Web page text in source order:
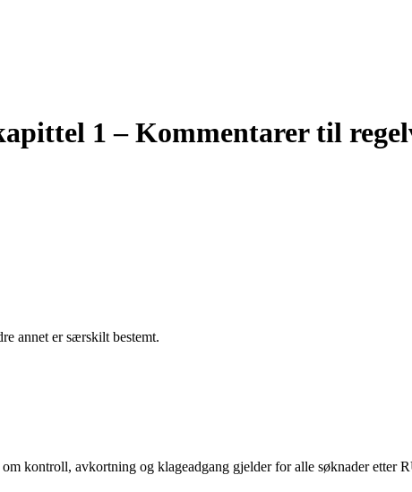
1 – Kommentarer til
annet er særskilt bestemt.
kontroll, avkortning og klageadgang gjelder for alle søknader etter